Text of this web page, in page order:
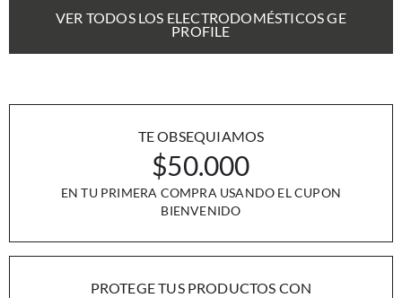
VER TODOS LOS ELECTRODOMÉSTICOS GE
PROFILE
TE OBSEQUIAMOS
$50.000
EN TU PRIMERA COMPRA USANDO EL CUPON
BIENVENIDO
PROTEGE TUS PRODUCTOS CON